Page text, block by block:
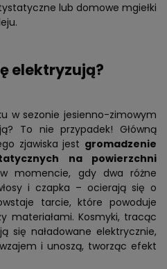
lub domowe mgiełki
elektryzują?
w sezonie jesienno-zimowym
To nie przypadek! Główną
zjawiska jest gromadzenie
na powierzchni
momencie, gdy dwa różne
i czapka – ocierają się o
tarcie, które powoduje
materiałami. Kosmyki, tracąc
się naładowane elektrycznie,
i unoszą, tworząc efekt